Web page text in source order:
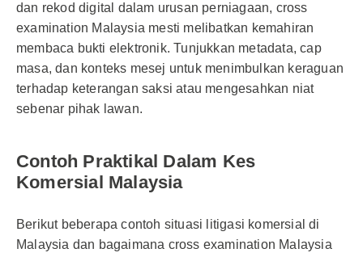
dan rekod digital dalam urusan perniagaan, cross
examination Malaysia mesti melibatkan kemahiran
membaca bukti elektronik. Tunjukkan metadata, cap
masa, dan konteks mesej untuk menimbulkan keraguan
terhadap keterangan saksi atau mengesahkan niat
sebenar pihak lawan.
Contoh Praktikal Dalam Kes
Komersial Malaysia
Berikut beberapa contoh situasi litigasi komersial di
Malaysia dan bagaimana cross examination Malaysia